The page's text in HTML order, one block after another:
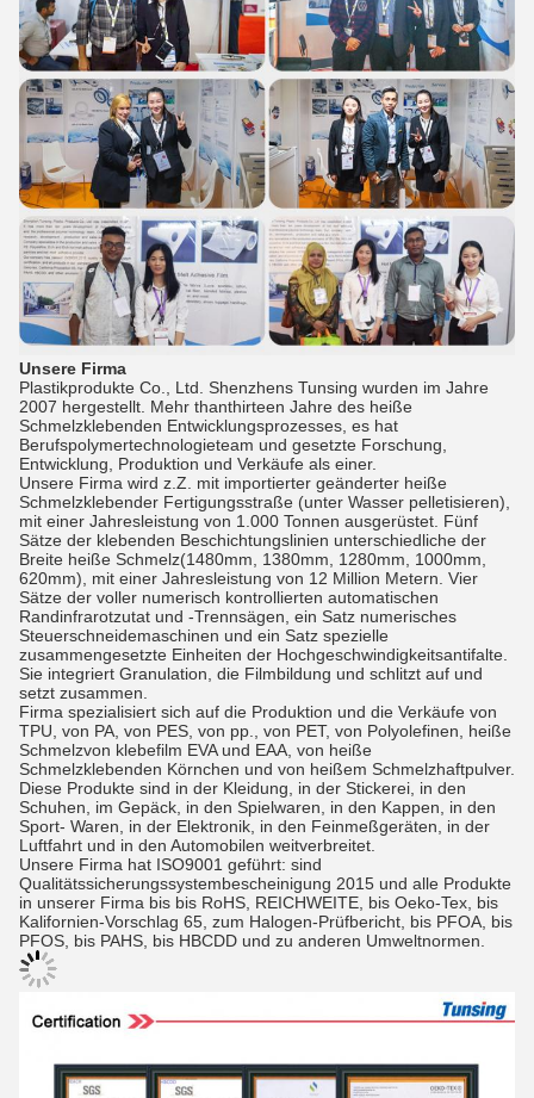
Unsere Firma
Plastikprodukte Co., Ltd. Shenzhens Tunsing wurden im Jahre
2007 hergestellt. Mehr thanthirteen Jahre des heiße
Schmelzklebenden Entwicklungsprozesses, es hat
Berufspolymertechnologieteam und gesetzte Forschung,
Entwicklung, Produktion und Verkäufe als einer.
Unsere Firma wird z.Z. mit importierter geänderter heiße
Schmelzklebender Fertigungsstraße (unter Wasser pelletisieren),
mit einer Jahresleistung von 1.000 Tonnen ausgerüstet. Fünf
Sätze der klebenden Beschichtungslinien unterschiedliche der
Breite heiße Schmelz(1480mm, 1380mm, 1280mm, 1000mm,
620mm), mit einer Jahresleistung von 12 Million Metern. Vier
Sätze der voller numerisch kontrollierten automatischen
Randinfrarotzutat und -Trennsägen, ein Satz numerisches
Steuerschneidemaschinen und ein Satz spezielle
zusammengesetzte Einheiten der Hochgeschwindigkeitsantifalte.
Sie integriert Granulation, die Filmbildung und schlitzt auf und
setzt zusammen.
Firma spezialisiert sich auf die Produktion und die Verkäufe von
TPU, von PA, von PES, von pp., von PET, von Polyolefinen, heiße
Schmelzvon klebefilm EVA und EAA, von heiße
Schmelzklebenden Körnchen und von heißem Schmelzhaftpulver.
Diese Produkte sind in der Kleidung, in der Stickerei, in den
Schuhen, im Gepäck, in den Spielwaren, in den Kappen, in den
Sport- Waren, in der Elektronik, in den Feinmeßgeräten, in der
Luftfahrt und in den Automobilen weitverbreitet.
Unsere Firma hat ISO9001 geführt: sind
Qualitätssicherungssystembescheinigung 2015 und alle Produkte
in unserer Firma bis bis RoHS, REICHWEITE, bis Oeko-Tex, bis
Kalifornien-Vorschlag 65, zum Halogen-Prüfbericht, bis PFOA, bis
PFOS, bis PAHS, bis HBCDD und zu anderen Umweltnormen.